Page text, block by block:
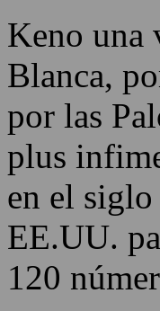
Keno una
Blanca,
por las
plus
en el
EE.UU.
120